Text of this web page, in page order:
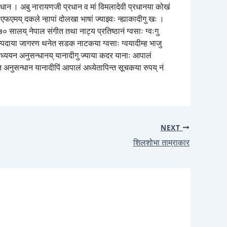
। अबु नारायणजी प्रधान व मां विमलादेवी प्रधानया कोखं
दकले न्हापां दोलखा भाषां ज्याझ्वः न्ह्याकादीगु खः ।
सालय् नेपाल संगीत तथा नाट्य प्रतिष्ठानं ग्वसाः ग्वःगु
जागरण थनेत सडक नाटकया ग्वसाः ग्वयादीम्ह भाजु
अनुसन्धानय् यानादीगु ज्याया कदर यानाः आपालं
यानादीपिं आपालं अध्येतापिन्त सूचकया रुपय् नं
NEXT
शिलशोभा ताम्राकार